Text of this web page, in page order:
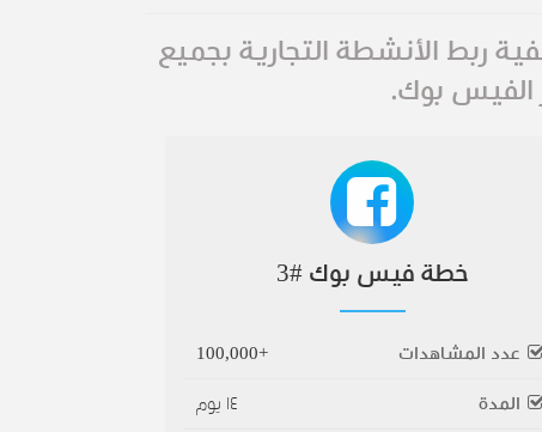
ربط الأنشطة التجارية بجميع
الفيس بوك.
خطة فيس بوك #3
عدد المشاهدات +100,000
المدة ١٤ يوم